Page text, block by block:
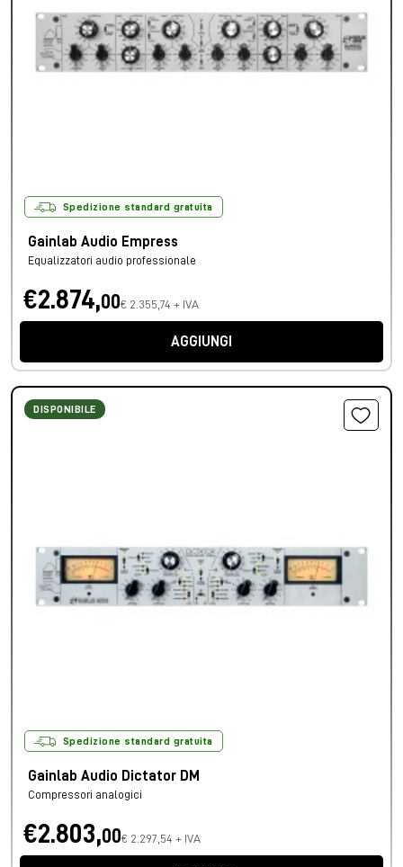
Spedizione standard gratuita
Gainlab Audio Empress
Equalizzatori audio professionale
€2.874,00€ 2.355,74 + IVA
AGGIUNGI
DISPONIBILE
Spedizione standard gratuita
Gainlab Audio Dictator DM
Compressori analogici
€2.803,00€ 2.297,54 + IVA